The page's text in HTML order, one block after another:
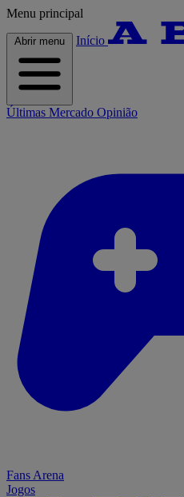
Menu principal
Abrir menu Início
Últimas Mercado Opinião
Fans Arena
Jogos